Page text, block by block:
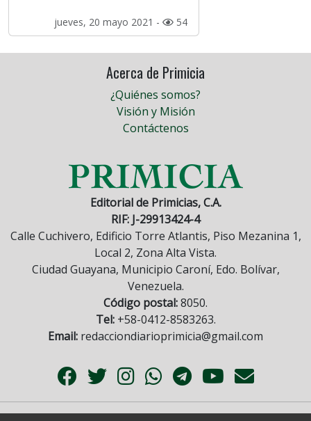
jueves, 20 mayo 2021 - 54
Acerca de Primicia
¿Quiénes somos?
Visión y Misión
Contáctenos
Editorial de Primicias, C.A.
RIF: J-29913424-4
Calle Cuchivero, Edificio Torre Atlantis, Piso Mezanina 1,
Local 2, Zona Alta Vista.
Ciudad Guayana, Municipio Caroní, Edo. Bolívar,
Venezuela.
Código postal:8050.
Tel:+58-0412-8583263.
Email: redacciondiarioprimicia@gmail.com